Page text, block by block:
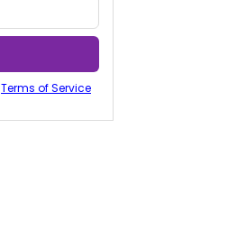
Terms of Service